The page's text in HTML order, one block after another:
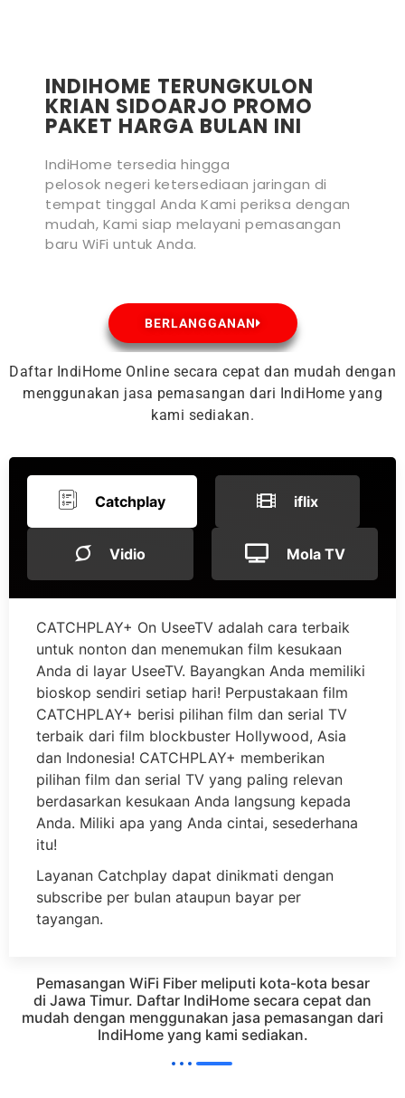
INDIHOME TERUNGKULON
KRIAN SIDOARJO PROMO
PAKET HARGA BULAN INI
IndiHome tersedia hingga
pelosok negeri ketersediaan jaringan di
tempat tinggal Anda Kami periksa dengan
mudah, Kami siap melayani pemasangan
baru WiFi untuk Anda.
BERLANGGANAN
Daftar IndiHome Online secara cepat dan mudah dengan
menggunakan jasa pemasangan dari IndiHome yang
kami sediakan.
Catchplay iflix
Vidio Mola TV
CATCHPLAY+ On UseeTV adalah cara terbaik
untuk nonton dan menemukan film kesukaan
Anda di layar UseeTV. Bayangkan Anda memiliki
bioskop sendiri setiap hari! Perpustakaan film
CATCHPLAY+ berisi pilihan film dan serial TV
terbaik dari film blockbuster Hollywood, Asia
dan Indonesia! CATCHPLAY+ memberikan
pilihan film dan serial TV yang paling relevan
berdasarkan kesukaan Anda langsung kepada
Anda. Miliki apa yang Anda cintai, sesederhana
itu!
Layanan Catchplay dapat dinikmati dengan
subscribe per bulan ataupun bayar per
tayangan.
Pemasangan WiFi Fiber meliputi kota-kota besar
di Jawa Timur. Daftar IndiHome secara cepat dan
mudah dengan menggunakan jasa pemasangan dari
IndiHome yang kami sediakan.